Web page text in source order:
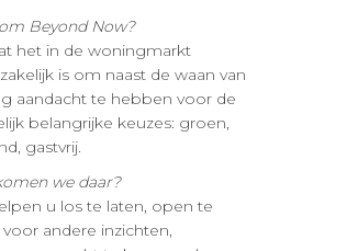
Beyond Now?
het in de woningmarkt
is om naast de waan van
aandacht te hebben voor de
belangrijke keuzes: groen,
gastvrij.
we daar?
u los te laten, open te
voor andere inzichten,